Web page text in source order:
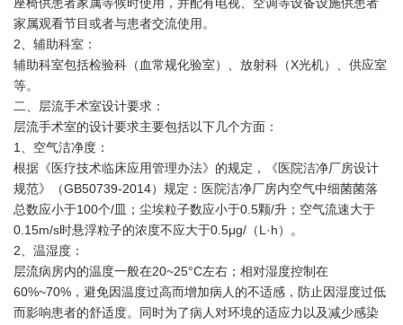
家属观看节目或者与患者交流使用。
2、辅助科室：
辅助科室包括检验科（血常规化验室）、放射科（X光机）、供应室
等。
二、层流手术室设计要求：
层流手术室的设计要求主要包括以下几个方面：
1、空气洁净度：
根据《医疗技术临床应用管理办法》的规定，《医院洁净厂房设计
规范》（GB50739-2014）规定：医院洁净厂房内空气中细菌菌落
总数应小于100个/皿；尘埃粒子数应小于0.5颗/升；空气流速大于
0.15m/s时悬浮粒子的浓度不应大于0.5μg/（L·h）。
2、温湿度：
层流病房内的温度一般在20~25°C左右；相对湿度控制在
60%~70%，避免因温度过高而增加病人的不适感，防止因湿度过低
而影响患者的舒适度。同时为了病人对环境的适应力以及减少感染